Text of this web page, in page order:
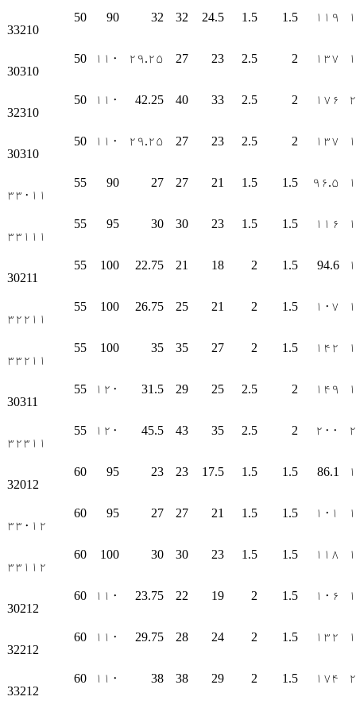
33210
50 90 32 32 24.5 1.5 1.5 ۱۱۹
30310
50 ۱۱۰ ۲۹.۲۵ 27 23 2.5 2 ۱۳۷
32310
50 ۱۱۰ 42.25 40 33 2.5 2 ۱۷۶
30310
50 ۱۱۰ ۲۹.۲۵ 27 23 2.5 2 ۱۳۷
۳۳۰۱۱
55 90 27 27 21 1.5 1.5 ۹۶.۵
۳۳۱۱۱
55 95 30 30 23 1.5 1.5 ۱۱۶
30211
55 100 22.75 21 18 2 1.5 94.6
۳۲۲۱۱
55 100 26.75 25 21 2 1.5 ۱۰۷
۳۳۲۱۱
55 100 35 35 27 2 1.5 ۱۴۲
30311
55 ۱۲۰ 31.5 29 25 2.5 2 ۱۴۹
۳۲۳۱۱
55 ۱۲۰ 45.5 43 35 2.5 2 ۲۰۰
32012
60 95 23 23 17.5 1.5 1.5 86.1
۳۳۰۱۲
60 95 27 27 21 1.5 1.5 ۱۰۱
۳۳۱۱۲
60 100 30 30 23 1.5 1.5 ۱۱۸
30212
60 ۱۱۰ 23.75 22 19 2 1.5 ۱۰۶
32212
60 ۱۱۰ 29.75 28 24 2 1.5 ۱۳۲
33212
60 ۱۱۰ 38 38 29 2 1.5 ۱۷۴